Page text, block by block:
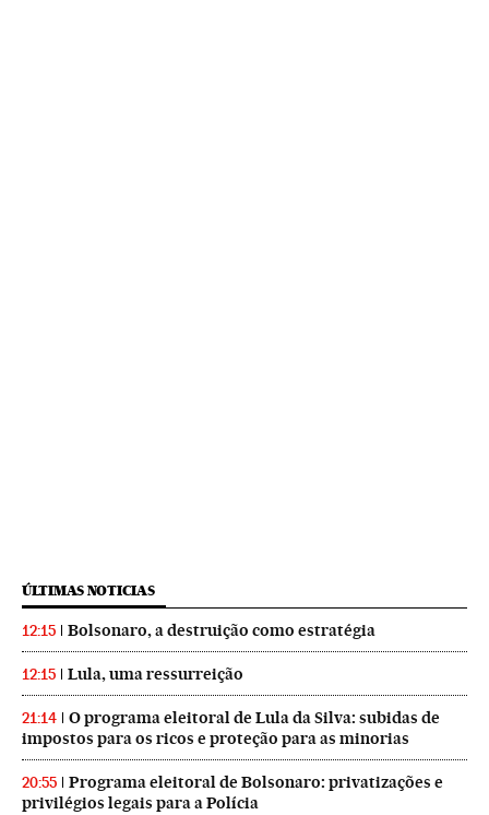
ÚLTIMAS NOTICIAS
12:15 Bolsonaro, a destruição como estratégia
12:15 Lula, uma ressurreição
21:14
O programa eleitoral de Lula da Silva: subidas de
impostos para os ricos e proteção para as minorias
20:55
Programa eleitoral de Bolsonaro: privatizações e
privilégios legais para a Polícia